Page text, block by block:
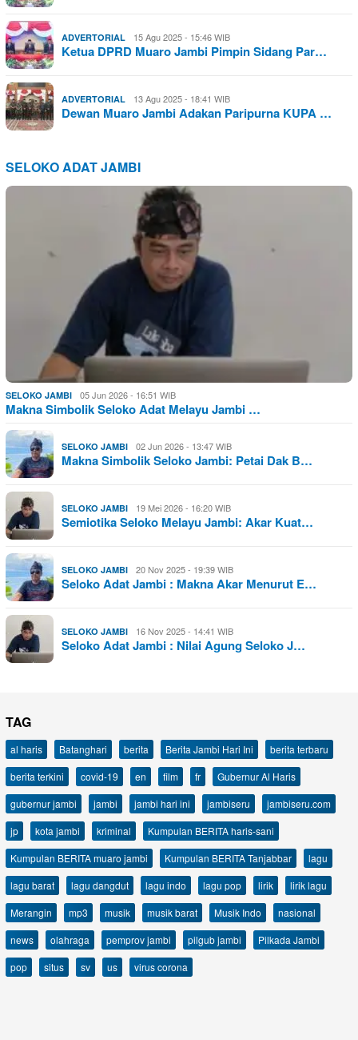
ADVERTORIAL 15 Agu 2025 - 15:46 WIB
Ketua DPRD Muaro Jambi Pimpin Sidang Par…
ADVERTORIAL 13 Agu 2025 - 18:41 WIB
Dewan Muaro Jambi Adakan Paripurna KUPA …
SELOKO ADAT JAMBI
SELOKO JAMBI 05 Jun 2026 - 16:51 WIB
Makna Simbolik Seloko Adat Melayu Jambi …
SELOKO JAMBI 02 Jun 2026 - 13:47 WIB
Makna Simbolik Seloko Jambi: Petai Dak B…
SELOKO JAMBI 19 Mei 2026 - 16:20 WIB
Semiotika Seloko Melayu Jambi: Akar Kuat…
SELOKO JAMBI 20 Nov 2025 - 19:39 WIB
Seloko Adat Jambi : Makna Akar Menurut E…
SELOKO JAMBI 16 Nov 2025 - 14:41 WIB
Seloko Adat Jambi : Nilai Agung Seloko J…
TAG
al haris Batanghari berita Berita Jambi Hari Ini
berita terbaru
berita terkini
covid-19 en film fr
Gubernur Al Haris
gubernur jambi
jambi jambi hari ini jambiseru
jambiseru.com
jp
kota jambi kriminal
Kumpulan BERITA haris-sani
Kumpulan BERITA muaro jambi
Kumpulan BERITA Tanjabbar
lagu
lagu barat
lagu dangdut lagu indo lagu pop lirik
lirik lagu
Merangin
mp3 musik musik barat Musik Indo
nasional
news
olahraga pemprov jambi pilgub jambi
Pilkada Jambi
pop
situs sv us virus corona